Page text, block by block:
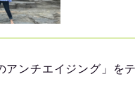
ンチエイジング」を